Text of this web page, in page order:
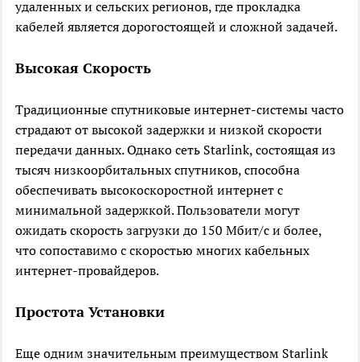
удаленных и сельских регионов, где прокладка
кабелей является дорогостоящей и сложной задачей.
Высокая Скорость
Традиционные спутниковые интернет-системы часто
страдают от высокой задержки и низкой скорости
передачи данных. Однако сеть Starlink, состоящая из
тысяч низкоорбитальных спутников, способна
обеспечивать высокоскоростной интернет с
минимальной задержкой. Пользователи могут
ожидать скорость загрузки до 150 Мбит/с и более,
что сопоставимо с скоростью многих кабельных
интернет-провайдеров.
Простота Установки
Еще одним значительным преимуществом Starlink